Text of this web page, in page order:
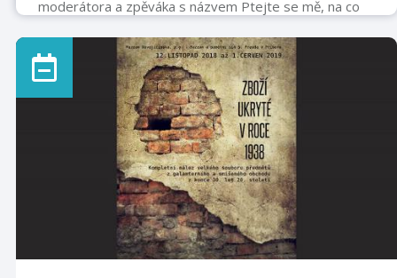
moderátora a zpěváka s názvem Ptejte se mě, na co
vyprávět své zážitky z natáčení, cest a ze svého života,
ale také bude odpovídat na dotazy diváků jak na
papíře, tak ústně.Před vystoupením bude k dispozici
tužka a papír, na který můžete psát dotazy pro
Miroslava Donutila. V průběhu vystoupení bude na ně
odpovídat.O přestávce bude také možnost zakoupení
alb a knih pana Donutila.Délka akce: 60 minutVstupné: